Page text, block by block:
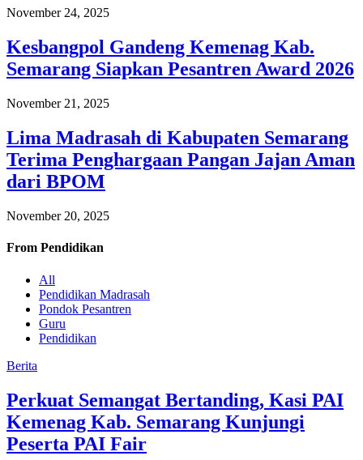
November 24, 2025
Kesbangpol Gandeng Kemenag Kab.
Semarang Siapkan Pesantren Award 2026
November 21, 2025
Lima Madrasah di Kabupaten Semarang
Terima Penghargaan Pangan Jajan Aman
dari BPOM
November 20, 2025
From Pendidikan
All
Pendidikan Madrasah
Pondok Pesantren
Guru
Pendidikan
Berita
Perkuat Semangat Bertanding, Kasi PAI
Kemenag Kab. Semarang Kunjungi
Peserta PAI Fair